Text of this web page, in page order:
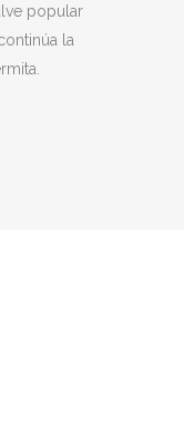
popular
la